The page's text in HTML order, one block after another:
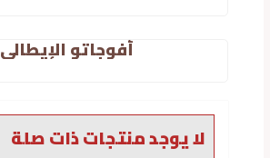
أفوجاتو الإيطالي
لا يوجد منتجات ذات صلة